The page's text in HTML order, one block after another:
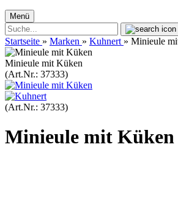
Menü
Startseite » Marken » Kuhnert » Minieule
Minieule mit Küken
(Art.Nr.: 37333)
(Art.Nr.: 37333)
Minieule mit Küken